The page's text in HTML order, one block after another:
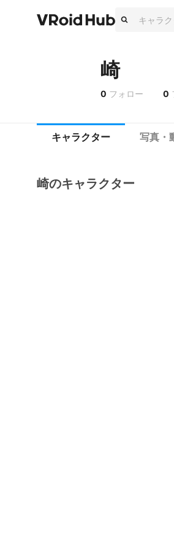
崎
0 フォロー 0
キャラクター 写真・
崎のキャラクター